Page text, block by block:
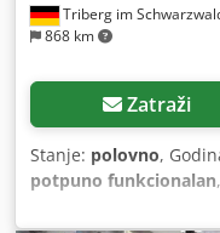
Triberg im
868 km
Zatraži
Stanje: polovno,
potpuno funkcionalan